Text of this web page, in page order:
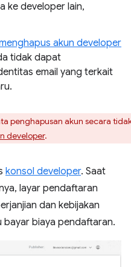
ke developer lain,
akun developer
tidak dapat
email yang terkait
penghapusan akun secara
developer.
konsol developer. Saat
layar pendaftaran
dan kebijakan
bayar biaya pendaftaran.